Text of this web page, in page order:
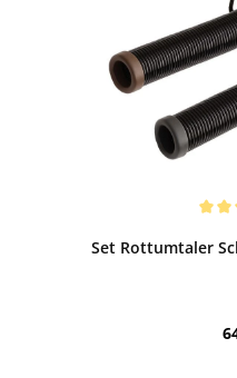
Set Rottumtaler